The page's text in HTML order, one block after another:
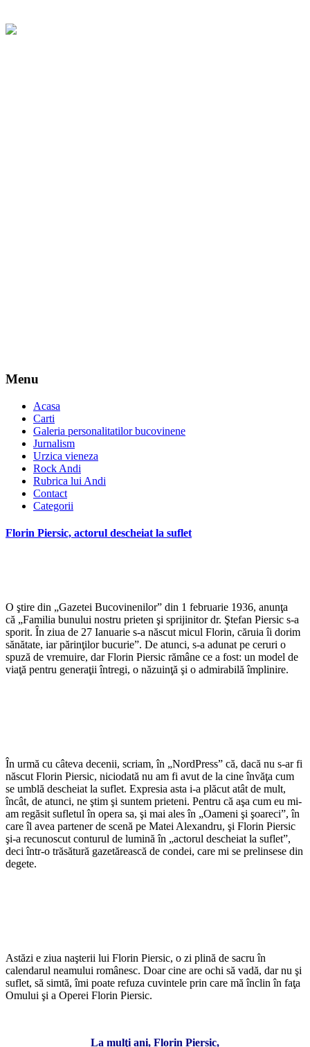
Menu
Acasa
Carti
Galeria personalitatilor bucovinene
Jurnalism
Urzica vieneza
Rock Andi
Rubrica lui Andi
Contact
Categorii
Florin Piersic, actorul descheiat la suflet
O ştire din „Gazetei Bucovinenilor” din 1 februarie 1936, anunţa
că „Familia bunului nostru prieten şi sprijinitor dr. Ştefan Piersic s-a
sporit. În ziua de 27 Ianuarie s-a născut micul Florin, căruia îi dorim
sănătate, iar părinţilor bucurie”. De atunci, s-a adunat pe ceruri o
spuză de vremuire, dar Florin Piersic rămâne ce a fost: un model de
viaţă pentru generaţii întregi, o năzuinţă şi o admirabilă împlinire.
În urmă cu câteva decenii, scriam, în „NordPress” că, dacă nu s-ar fi
născut Florin Piersic, niciodată nu am fi avut de la cine învăţa cum
se umblă descheiat la suflet. Expresia asta i-a plăcut atât de mult,
încât, de atunci, ne ştim şi suntem prieteni. Pentru că aşa cum eu mi-
am regăsit sufletul în opera sa, şi mai ales în „Oameni şi şoareci”, în
care îl avea partener de scenă pe Matei Alexandru, şi Florin Piersic
şi-a recunoscut conturul de lumină în „actorul descheiat la suflet”,
deci într-o trăsătură gazetărească de condei, care mi se prelinsese din
degete.
Astăzi e ziua naşterii lui Florin Piersic, o zi plină de sacru în
calendarul neamului românesc. Doar cine are ochi să vadă, dar nu şi
suflet, să simtă, îmi poate refuza cuvintele prin care mă înclin în faţa
Omului şi a Operei Florin Piersic.
La mulţi ani, Florin Piersic,